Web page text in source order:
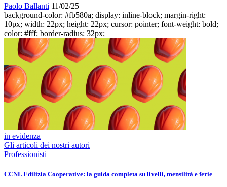
Paolo Ballanti 11/02/25
background-color: #fb580a; display: inline-block; margin-right:
10px; width: 22px; height: 22px; cursor: pointer; font-weight: bold;
color: #fff; border-radius: 32px;
in evidenza
Gli articoli dei nostri autori
Professionisti
CCNL Edilizia Cooperative: la guida completa su livelli, mensilità e ferie